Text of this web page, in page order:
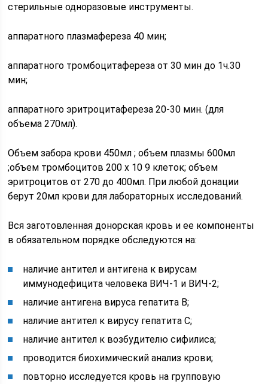
стерильные одноразовые инструменты.
аппаратного плазмафереза 40 мин;
аппаратного тромбоцитафереза от 30 мин до 1ч.30
мин;
аппаратного эритроцитафереза 20-30 мин. (для
объема 270мл).
Объем забора крови 450мл ; объем плазмы 600мл
;объем тромбоцитов 200 х 10 9 клеток; объем
эритроцитов от 270 до 400мл. При любой донации
берут 20мл крови для лабораторных исследований.
Вся заготовленная донорская кровь и ее компоненты
в обязательном порядке обследуются на:
наличие антител и антигена к вирусам
иммунодефицита человека ВИЧ-1 и ВИЧ-2;
наличие антигена вируса гепатита В;
наличие антител к вирусу гепатита С;
наличие антител к возбудителю сифилиса;
проводится биохимический анализ крови;
повторно исследуется кровь на групповую